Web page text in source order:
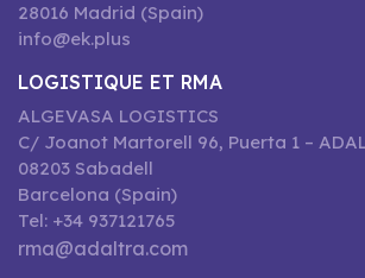
28016 Madrid (Spain)
info@ek.plus
LOGISTIQUE ET RMA
ALGEVASA LOGISTICS
C/ Joanot Martorell 96, Puerta 1 –
08203 Sabadell
Barcelona (Spain)
Tel: +34 937121765
rma@adaltra.com